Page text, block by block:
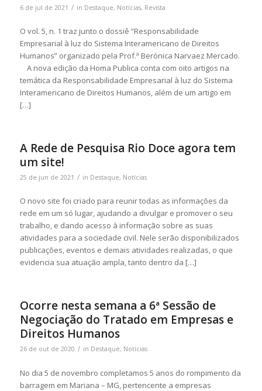
6 de jul de 2021 / in Destaque, Notícias, Revista
O vol. 5, n. 1 traz junto o dossiê “Responsabilidade
Empresarial à luz do Sistema Interamericano de Direitos
Humanos” organizado pela Prof.ª Berónica Narvaez Mercado.
A nova edição da Homa Publica conta com oito artigos na
temática da Responsabilidade Empresarial à luz do Sistema
Interamericano de Direitos Humanos, além de um artigo em
[…]
A Rede de Pesquisa Rio Doce agora tem
um site!
25 de jun de 2021 / in Destaque, Notícias
O novo site foi criado para reunir todas as informações da
rede em um só lugar, ajudando a divulgar e promover o seu
trabalho, e dando acesso à informação sobre as suas
atividades para a sociedade civil. Nele serão disponibilizados
publicações, eventos e demais atividades realizadas, o que
evidencia sua atuação ampla, tanto dentro da […]
Ocorre nesta semana a 6ª Sessão de
Negociação do Tratado em Empresas e
Direitos Humanos
26 de out de 2020 / in Destaque, Notícias
No dia 5 de novembro completamos 5 anos do rompimento da
barragem em Mariana – MG, pertencente a empresas